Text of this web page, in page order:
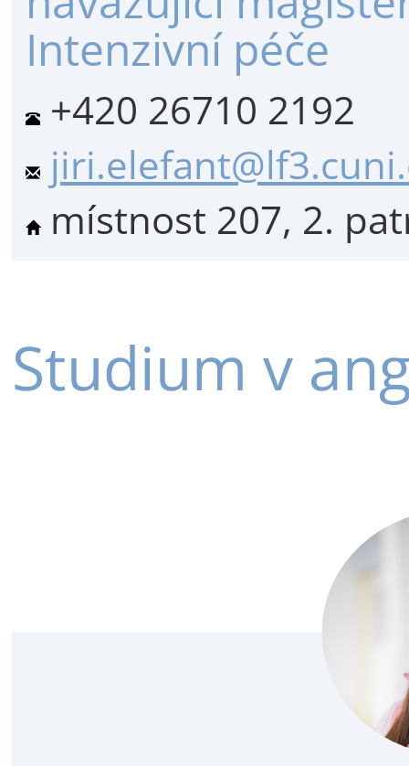
Intenzivní péče
+420 26710 2192
místnost 207, 2.
Studium v